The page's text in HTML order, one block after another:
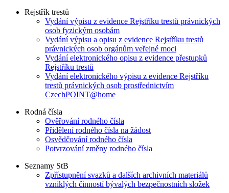
Rejstřík trestů
Vydání výpisu z evidence Rejstříku trestů právnických
osob fyzickým osobám
Vydání výpisu a opisu z evidence Rejstříku trestů
právnických osob orgánům veřejné moci
Vydání elektronického opisu z evidence přestupků
Rejstříku trestů
Vydání elektronického výpisu z evidence Rejstříku
trestů právnických osob prostřednictvím
CzechPOINT@home
Rodná čísla
Ověřování rodného čísla
Přidělení rodného čísla na žádost
Osvědčování rodného čísla
Potvrzování změny rodného čísla
Seznamy StB
Zpřístupnění svazků a dalších archivních materiálů
vzniklých činností bývalých bezpečnostních složek